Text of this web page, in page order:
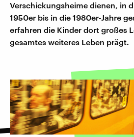
Verschickungsheime dienen, in
1950er bis in die 1980er-Jahre
erfahren die Kinder dort großes
gesamtes weiteres Leben prägt.